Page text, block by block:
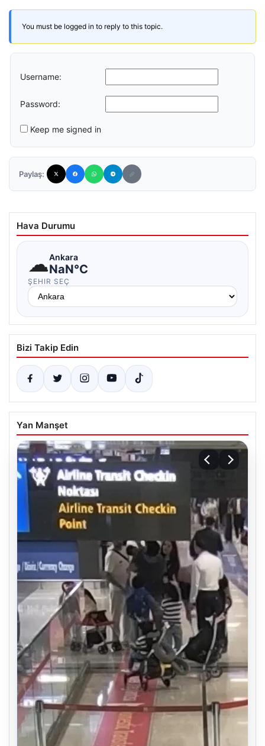
You must be logged in to reply to this topic.
Username:
Password:
Keep me signed in
Paylaş:
Hava Durumu
☁Ankara
NaN°C
ŞEHIR SEÇ
Bizi Takip Edin
Yan Manşet